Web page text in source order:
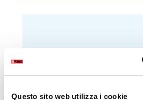
Questo sito web utilizza i cookie